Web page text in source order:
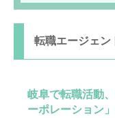
転職エージェン
岐阜で転職活動
ーポレーション